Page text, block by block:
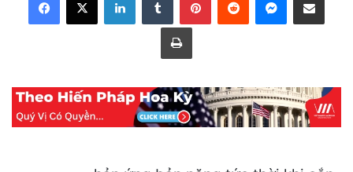
Print